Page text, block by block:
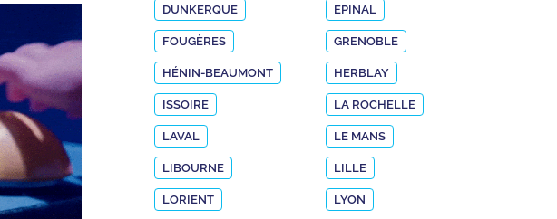
DUNKERQUE EPINAL
FOUGÈRES GRENOBLE
HÉNIN-BEAUMONT HERBLAY
ISSOIRE LA ROCHELLE
LAVAL LE MANS
LIBOURNE LILLE
LORIENT LYON